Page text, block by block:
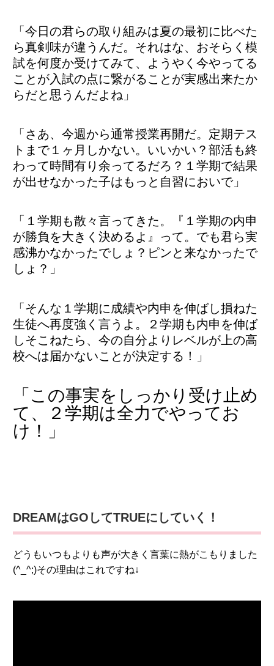
「今日の君らの取り組みは夏の最初に比べた
ら真剣味が違うんだ。それはな、おそらく模
試を何度か受けてみて、ようやく今やってる
ことが入試の点に繋がることが実感出来たか
らだと思うんだよね」
「さあ、今週から通常授業再開だ。定期テス
トまで１ヶ月しかない。いいかい？部活も終
わって時間有り余ってるだろ？１学期で結果
が出せなかった子はもっと自習においで」
「１学期も散々言ってきた。『１学期の内申
が勝負を大きく決めるよ』って。でも君ら実
感沸かなかったでしょ？ピンと来なかったで
しょ？」
「そんな１学期に成績や内申を伸ばし損ねた
生徒へ再度強く言うよ。２学期も内申を伸ば
しそこねたら、今の自分よりレベルが上の高
校へは届かないことが決定する！」
「この事実をしっかり受け止め
て、２学期は全力でやってお
け！」
DREAMはGOしてTRUEにしていく！
どうもいつもよりも声が大きく言葉に熱がこもりました
(^_^;)その理由はこれですね↓